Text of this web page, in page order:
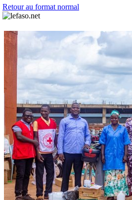
Retour au format normal